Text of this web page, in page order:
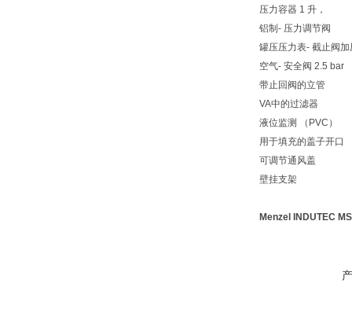
压力容器 1 升，
铝制- 压力调节阀
罐压压力表- 截止阀加
空气- 安全阀 2.5 bar
带止回阀的立管
VA中的过滤器
液位监测 （PVC）
用于填充的盖子开口
可调节通风盖
壁挂支架
Menzel INDUTEC